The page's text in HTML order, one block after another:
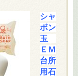
シャ
ボン
玉
ＥＭ
台所
用石